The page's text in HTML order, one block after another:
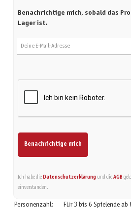
Benachrichtige mich, sobald das
Lager ist.
Benachrichtige mich
Ich habe die Datenschutzerklärungund die AGB
einverstanden.
Personenzahl:
Für 3 bis 6 Spielende ab